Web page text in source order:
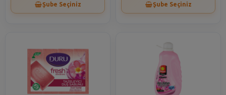
Şube Seçiniz Şube Seçiniz